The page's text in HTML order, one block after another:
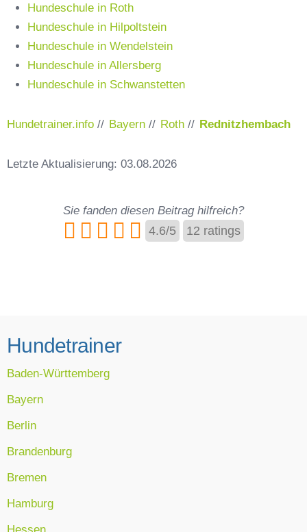
Hundeschule in Roth
Hundeschule in Hilpoltstein
Hundeschule in Wendelstein
Hundeschule in Allersberg
Hundeschule in Schwanstetten
Hundetrainer.info // Bayern // Roth // Rednitzhembach
Letzte Aktualisierung: 03.08.2026
Sie fanden diesen Beitrag hilfreich?
4.6/5 12 ratings
Hundetrainer
Baden-Württemberg
Bayern
Berlin
Brandenburg
Bremen
Hamburg
Hessen